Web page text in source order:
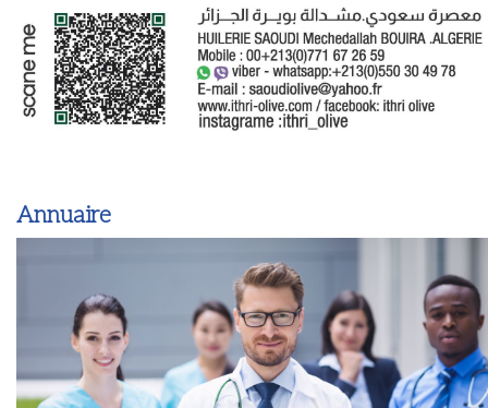
Annuaire